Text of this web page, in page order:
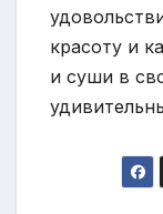
красоту и
и суши в